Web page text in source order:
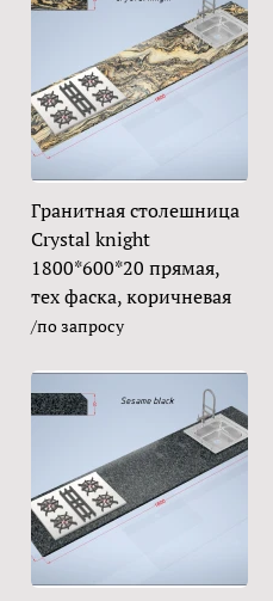
Гранитная столешница
Crystal knight
1800*600*20 прямая,
тех фаска, коричневая
/по запросу